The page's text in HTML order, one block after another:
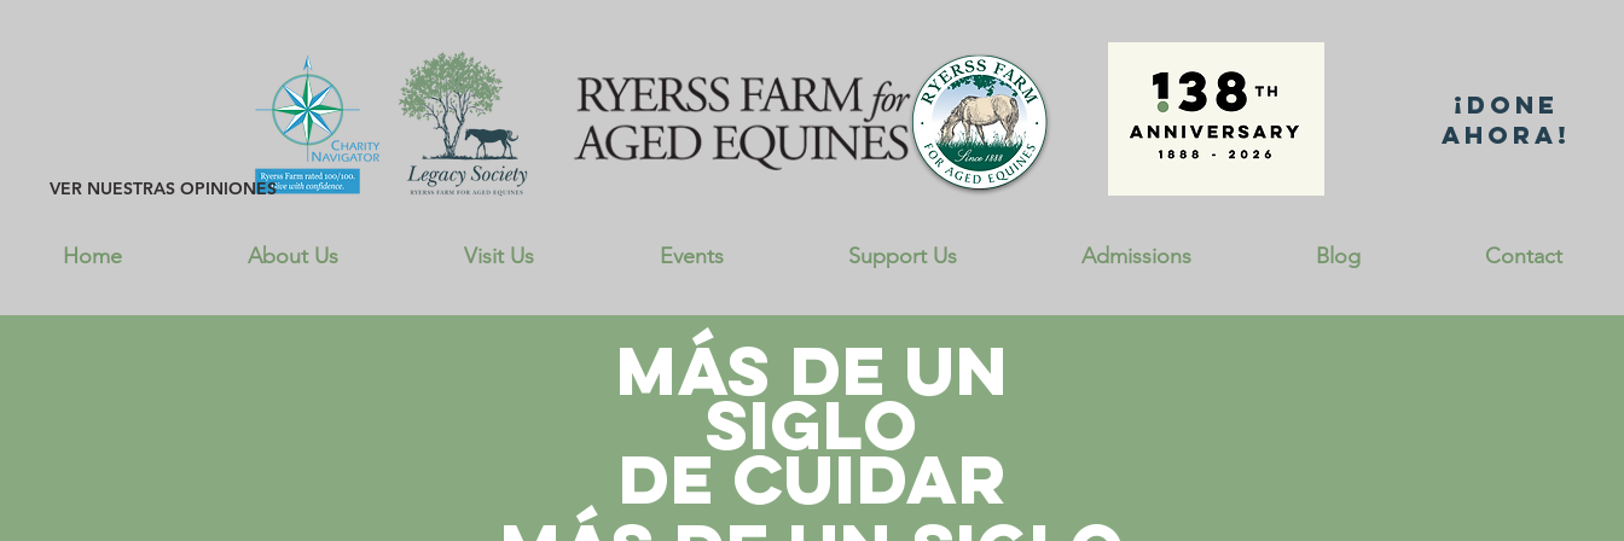
VER NUESTRAS OPINIONES
¡Done
AHORA!
Home About Us Visit Us Events Support Us Admissions Blog Contact
Más de un
siglo
de cuidar